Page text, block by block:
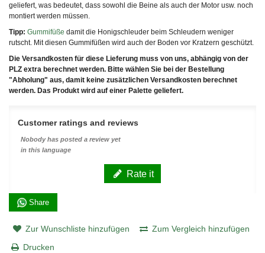
geliefert, was bedeutet, dass sowohl die Beine als auch der Motor usw. noch
montiert werden müssen.
Tipp: Gummifüße damit die Honigschleuder beim Schleudern weniger
rutscht. Mit diesen Gummifüßen wird auch der Boden vor Kratzern geschützt.
Die Versandkosten für diese Lieferung muss von uns, abhängig von der
PLZ extra berechnet werden. Bitte wählen Sie bei der Bestellung
"Abholung" aus, damit keine zusätzlichen Versandkosten berechnet
werden. Das Produkt wird auf einer Palette geliefert.
Customer ratings and reviews
Nobody has posted a review yet
in this language
Rate it
Share
Zur Wunschliste hinzufügen
Zum Vergleich hinzufügen
Drucken